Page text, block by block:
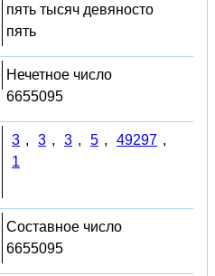
пять тысяч девяносто
пять
Нечетное число
6655095
3 , 3 , 3 , 5 , 49297 ,
1
Составное число
6655095